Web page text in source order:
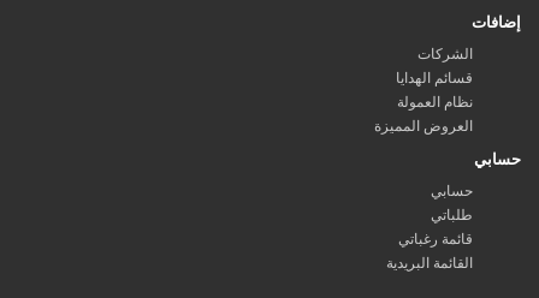
إضافات
الشركات
قسائم الهدايا
نظام العمولة
العروض المميزة
حسابي
حسابي
طلباتي
قائمة رغباتي
القائمة البريدية